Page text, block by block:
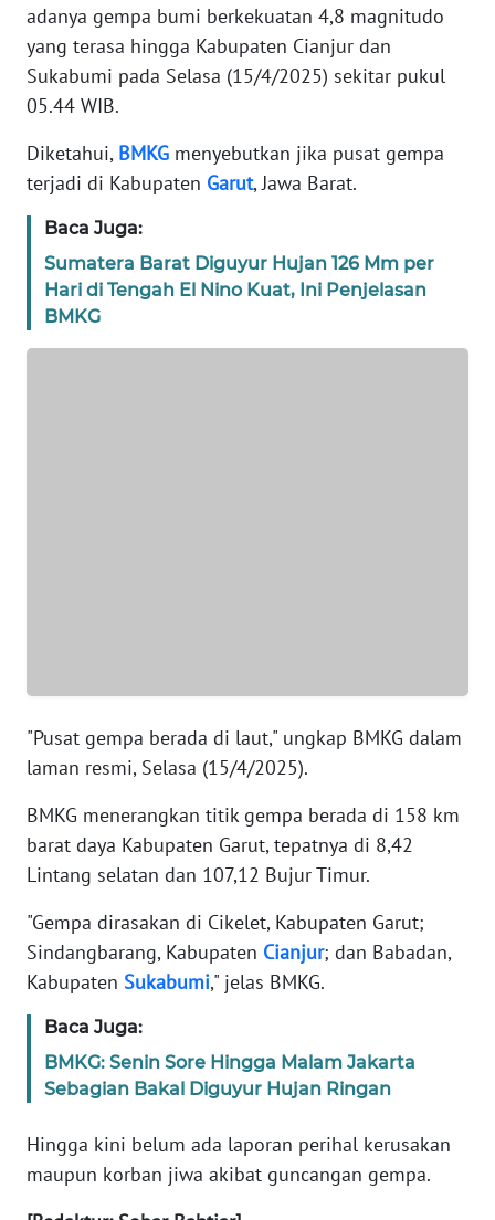
adanya gempa bumi berkekuatan 4,8 magnitudo
yang terasa hingga Kabupaten Cianjur dan
Sukabumi pada Selasa (15/4/2025) sekitar pukul
05.44 WIB.
Diketahui, BMKG menyebutkan jika pusat gempa
terjadi di Kabupaten Garut, Jawa Barat.
Baca Juga:
Sumatera Barat Diguyur Hujan 126 Mm per
Hari di Tengah El Nino Kuat, Ini Penjelasan
BMKG
"Pusat gempa berada di laut," ungkap BMKG dalam
laman resmi, Selasa (15/4/2025).
BMKG menerangkan titik gempa berada di 158 km
barat daya Kabupaten Garut, tepatnya di 8,42
Lintang selatan dan 107,12 Bujur Timur.
"Gempa dirasakan di Cikelet, Kabupaten Garut;
Sindangbarang, Kabupaten Cianjur; dan Babadan,
Kabupaten Sukabumi," jelas BMKG.
Baca Juga:
BMKG: Senin Sore Hingga Malam Jakarta
Sebagian Bakal Diguyur Hujan Ringan
Hingga kini belum ada laporan perihal kerusakan
maupun korban jiwa akibat guncangan gempa.
DISCLAIMER
Wahana
Regional
SUMUT
WN
JAKARTA
WN
WN
BARAT
WN
WN
SERAMBI
JAMBI
SULTRA
WN